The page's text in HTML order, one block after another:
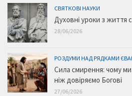
СВЯТКОВІ НАУКИ
Духовні уроки з життя
28/06/2026
РОЗДУМИ НАД РЯДКАМИ
Сила смирення: чому
ніж довіряємо Богові
27/06/2026